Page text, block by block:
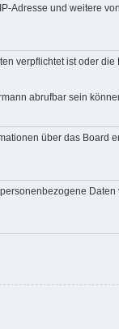
Adresse und weitere
verpflichtet ist oder
abrufbar sein
über das Board